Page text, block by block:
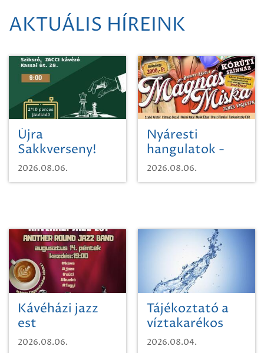
AKTUÁLIS HÍREINK
Újra
Sakkverseny!
2026.08.06.
Nyáresti
hangulatok -
Mágnás Miska
2026.08.06.
Kávéházi jazz
est
2026.08.06.
Tájékoztató a
víztakarékos
vízhasználatról
2026.08.04.